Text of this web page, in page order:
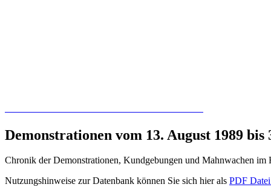
Demonstrationen vom 13. August 1989
Chronik der Demonstrationen, Kundgebungen und Mahnwachen
Nutzungshinweise zur Datenbank können Sie sich hier als PDF